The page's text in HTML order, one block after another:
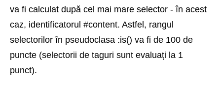
va fi calculat după cel mai mare selector - în acest
caz, identificatorul #content. Astfel, rangul
selectorilor în pseudoclasa :is() va fi de 100 de
puncte (selectorii de taguri sunt evaluați la 1
punct).